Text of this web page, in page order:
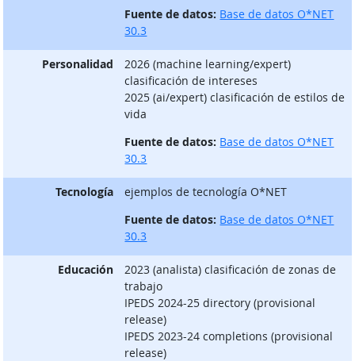
Fuente de datos: Base de datos O*NET
30.3
Personalidad
2026 (machine learning/expert)
clasificación de intereses
2025 (ai/expert) clasificación de estilos de
vida
Fuente de datos: Base de datos O*NET
30.3
Tecnología
ejemplos de tecnología O*NET
Fuente de datos: Base de datos O*NET
30.3
Educación
2023 (analista) clasificación de zonas de
trabajo
IPEDS 2024-25 directory (provisional
release)
IPEDS 2023-24 completions (provisional
release)